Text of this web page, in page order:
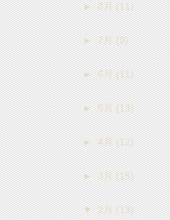
►8月(11)
►7月(9)
►6月(11)
►5月(13)
►4月(12)
►3月(15)
▼2月(13)